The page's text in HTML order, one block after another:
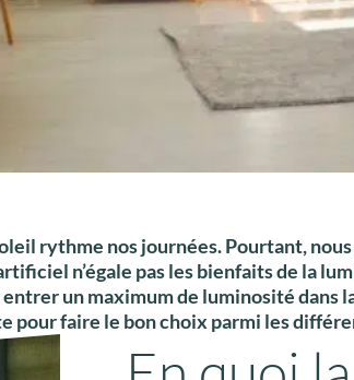
rythme nos journées. Pourtant, nous
n’égale pas les bienfaits de la
un maximum de luminosité dans
faire le bon choix parmi les